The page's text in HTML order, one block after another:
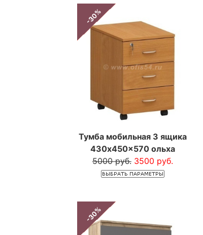
-30%
Тумба мобильная 3 ящика
430x450x570 ольха
5000 руб. 3500 руб.
-30%